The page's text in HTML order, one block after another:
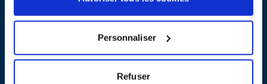
Personnaliser
Refuser
. En cliquant sur la fiche détaillée du réparateur, vous
verrez pour quels types d’appareils ce professionnel a obtenu le
informatique, outillage électroportatif : à chaque famille
d’appareils son réparateur spécialisé et labellisé QualiRépar.
Consulter l’annuaire
Comment bénéficier du Bonus Réparation à Baud ?